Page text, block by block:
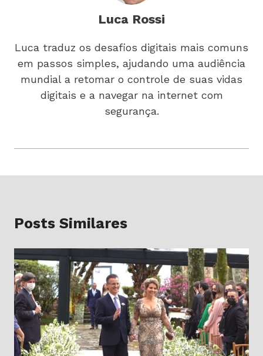
Luca Rossi
Luca traduz os desafios digitais mais comuns
em passos simples, ajudando uma audiência
mundial a retomar o controle de suas vidas
digitais e a navegar na internet com
segurança.
Posts Similares